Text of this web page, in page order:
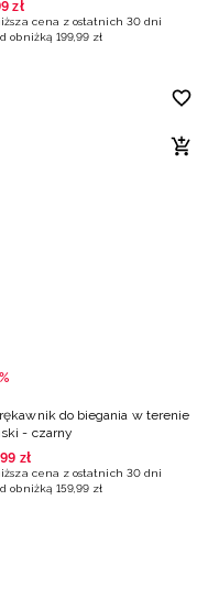
zł
cena z ostatnich 30 dni
obniżką 199,99 zł
do biegania w terenie
- czarny
99 zł
cena z ostatnich 30 dni
obniżką 159,99 zł